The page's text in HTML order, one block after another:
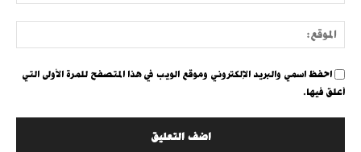
احفظ اسمي والبريد الإلكتروني وموقع الويب في هذا المتصفح للمرة الأولى التي
أعلق فيها.